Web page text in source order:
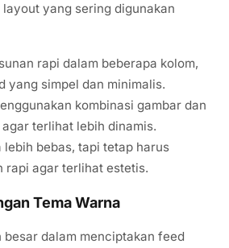
yang sering digunakan
rapi dalam beberapa kolom,
yang simpel dan minimalis.
kombinasi gambar dan
terlihat lebih dinamis.
lebih bebas, tapi tetap harus
rapi agar terlihat estetis.
Tema Warna
besar dalam menciptakan feed